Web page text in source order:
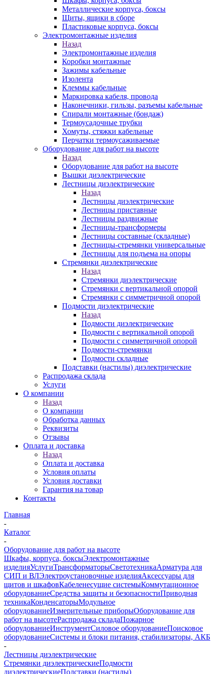
Металлические корпуса, боксы
Щиты, ящики в сборе
Пластиковые корпуса, боксы
Электромонтажные изделия
Назад
Электромонтажные изделия
Коробки монтажные
Зажимы кабельные
Изолента
Клеммы кабельные
Маркировка кабеля, провода
Наконечники, гильзы, разъемы кабельные
Спирали монтажные (бондаж)
Термоусадочные трубки
Хомуты, стяжки кабельные
Перчатки термоусаживаемые
Оборудование для работ на высоте
Назад
Оборудование для работ на высоте
Вышки диэлектрические
Лестницы диэлектрические
Назад
Лестницы диэлектрические
Лестницы приставные
Лестницы раздвижные
Лестницы-трансформеры
Лестницы составные (складные)
Лестницы-стремянки универсальные
Лестницы для подъема на опоры
Стремянки диэлектрические
Назад
Стремянки диэлектрические
Стремянки с вертикальной опорой
Стремянки с симметричной опорой
Подмости диэлектрические
Назад
Подмости диэлектрические
Подмости с вертикальной опорой
Подмости с симметричной опорой
Подмости-стремянки
Подмости складные
Подставки (настилы) диэлектрические
Распродажа склада
Услуги
О компании
Назад
О компании
Обработка данных
Реквизиты
Отзывы
Оплата и доставка
Назад
Оплата и доставка
Условия оплаты
Условия доставки
Гарантия на товар
Контакты
Главная
-
Каталог
-
Оборудование для работ на высоте
Шкафы, корпуса, боксыЭлектромонтажные
изделияУслугиТрансформаторыСветотехникаАрматура для
СИП и ВЛЭлектроустановочные изделияАксессуары для
щитов и шкафовКабеленесущие системыКоммутационное
оборудованиеСредства защиты и безопасностиПриводная
техникаКонденсаторыМодульное
оборудованиеИзмерительные приборыОборудование для
работ на высотеРаспродажа складаПожарное
оборудованиеИнструментСиловое оборудованиеПоисковое
оборудованиеСистемы и блоки питания, стабилизаторы, АКБ
-
Лестницы диэлектрические
Стремянки диэлектрическиеПодмости
диэлектрическиеПодставки (настилы)